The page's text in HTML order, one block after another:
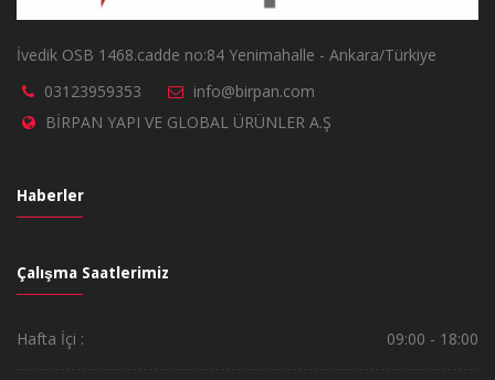
İvedik OSB 1468.cadde no:84 Yenimahalle - Ankara/Türkiye
03123959353
info@birpan.com
BİRPAN YAPI VE GLOBAL ÜRÜNLER A.Ş
Haberler
Çalışma Saatlerimiz
Hafta İçi : 09:00 - 18:00